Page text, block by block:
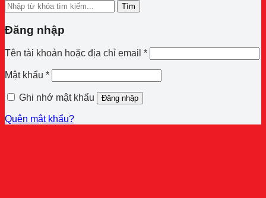
Tìm
Đăng nhập
Tên tài khoản hoặc địa chỉ email *Bắt
buộc
Mật khẩu *Bắt
buộc
Ghi nhớ mật khẩu
Đăng nhập
Quên mật khẩu?